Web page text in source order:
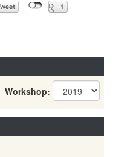
Workshop: